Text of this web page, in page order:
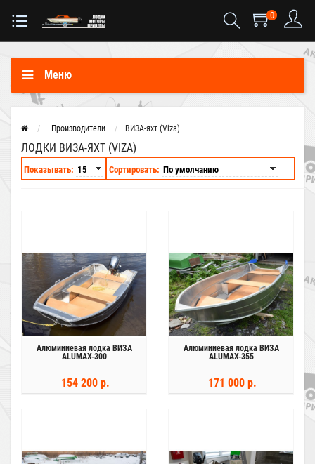
0
Меню
Производители ВИЗА-яхт (Viza)
ЛОДКИ ВИЗА-ЯХТ (VIZA)
Показывать: Сортировать:
Алюминиевая лодка ВИЗА
ALUMAX-300
154 200 р.
Алюминиевая лодка ВИЗА
ALUMAX-355
171 000 р.